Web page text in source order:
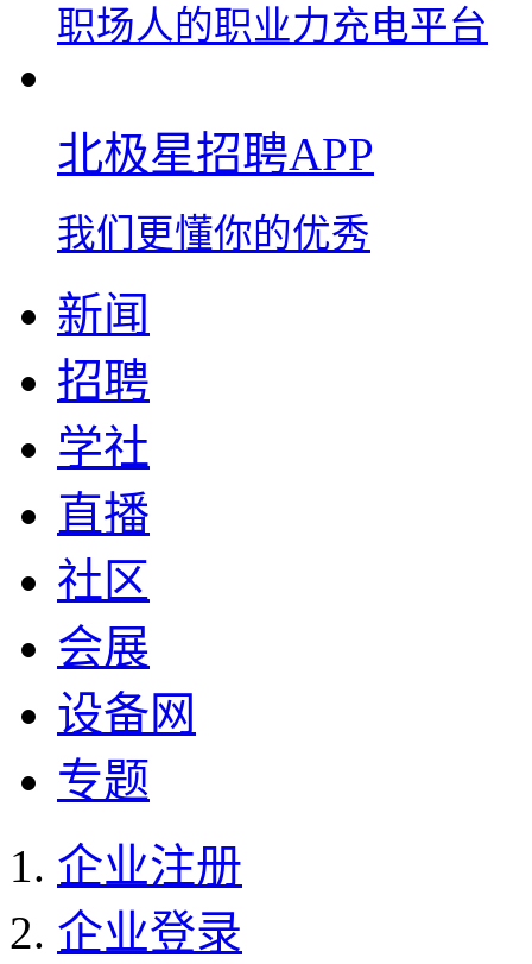
职场人的职业力充电平台
北极星招聘APP
我们更懂你的优秀
新闻
招聘
学社
直播
社区
会展
设备网
专题
企业注册
企业登录